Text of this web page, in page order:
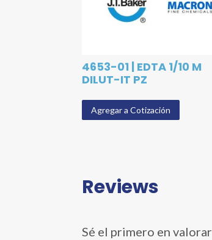
4653-01 | EDTA 1/10 M
DILUT-IT PZ
Agregar a Cotización
Reviews
Sé el primero en